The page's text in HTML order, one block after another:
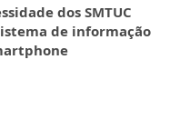
dos SMTUC
de informação